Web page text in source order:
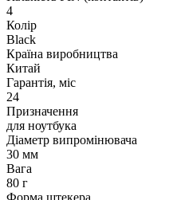
4
Колір
Black
Країна виробництва
Китай
Гарантія, міс
24
Призначення
для ноутбука
Діаметр випромінювача
30 мм
Вага
80 г
Форма штекера